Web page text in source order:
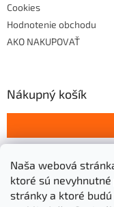
Naša webová
ktoré sú
stránky a ktoré
Cookies
Hodnotenie obchodu
AKO NAKUPOVAŤ
Nákupný košík
Prijímame online